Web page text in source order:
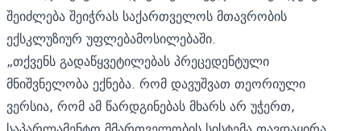
შეიძლება შეიჭრას საქართველოს მთავრობის
ექსკლუზიურ უფლებამოსილებაში.
„თქვენს გადაწყვეტილებას პრეცედენტული
მნიშვნელობა ექნება. რომ დავუშვათ თეორიული
ვერსია, რომ ამ წარდგინებას მხარს არ უჭერთ,